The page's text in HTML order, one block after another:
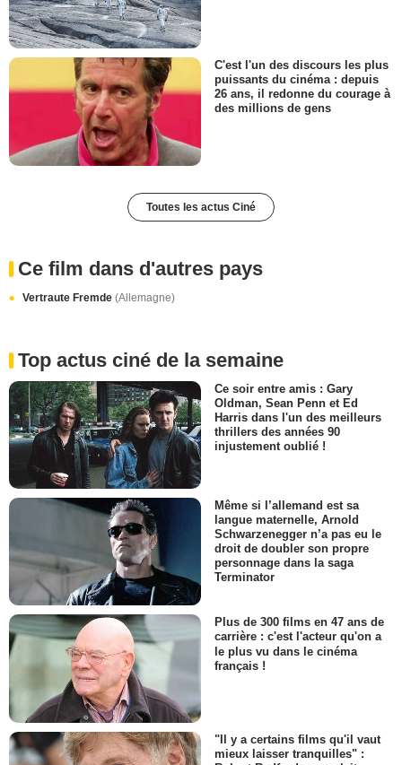
C'est l'un des discours les plus
puissants du cinéma : depuis
26 ans, il redonne du courage à
des millions de gens
Toutes les actus Ciné
Ce film dans d'autres pays
Vertraute Fremde (Allemagne)
Top actus ciné de la semaine
Ce soir entre amis : Gary
Oldman, Sean Penn et Ed
Harris dans l'un des meilleurs
thrillers des années 90
injustement oublié !
Même si l’allemand est sa
langue maternelle, Arnold
Schwarzenegger n’a pas eu le
droit de doubler son propre
personnage dans la saga
Terminator
Plus de 300 films en 47 ans de
carrière : c'est l'acteur qu'on a
le plus vu dans le cinéma
français !
"Il y a certains films qu'il vaut
mieux laisser tranquilles" :